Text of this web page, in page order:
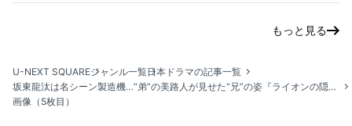
もっと見る
U-NEXT SQUAREジャンル一覧日本ドラマの記事一覧
坂東龍汰は名シーン製造機…“弟”の美路人​​が見せた“兄”の姿『ライオンの隠れ家』第7話
画像（5枚目）